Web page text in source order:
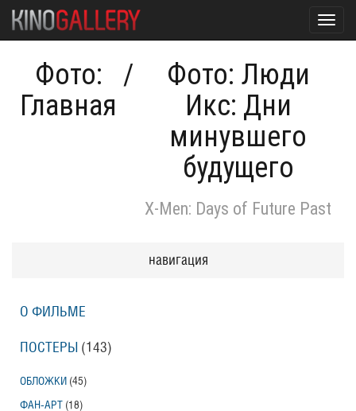
Фото:
Главная
/
Фото: Люди
Икс: Дни
минувшего
будущего
X-Men: Days of Future Past
навигация
О ФИЛЬМЕ
ПОСТЕРЫ (143)
ОБЛОЖКИ (45)
ФАН-АРТ (18)